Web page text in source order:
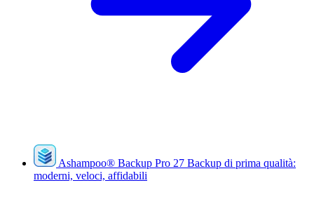
Ashampoo® Backup Pro 27 Backup di prima qualità:
moderni, veloci, affidabili